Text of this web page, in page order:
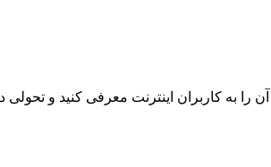
را به کاربران اینترنت معرفی کنید و